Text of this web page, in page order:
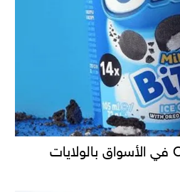
أوريو تُطلق Oreo Bites في الأسواق بالولايات